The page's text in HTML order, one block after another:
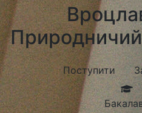
Природничий
Поступити